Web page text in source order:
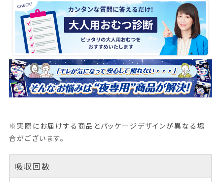
※実際にお届けする商品とパッケージデザインが異なる場
合がございます。
吸収回数